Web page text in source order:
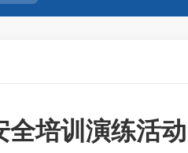
全培训演练活动